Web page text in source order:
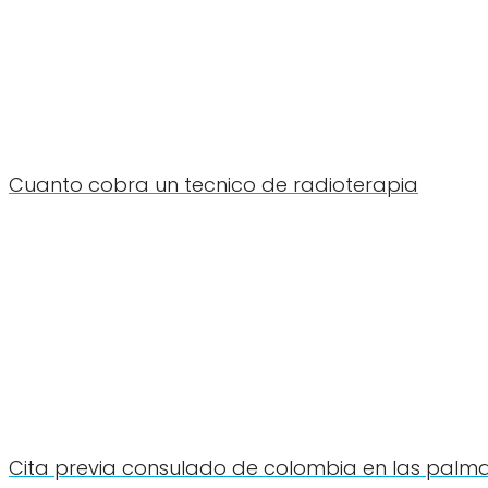
Cuanto cobra un tecnico de radioterapia
Cita previa consulado de colombia en las